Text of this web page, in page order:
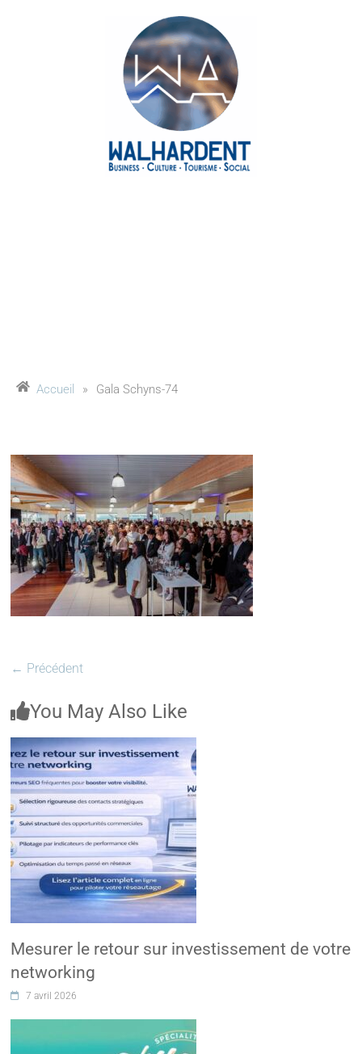
Accueil » Gala Schyns-74
← Précédent
You May Also Like
Mesurer le retour sur investissement de votre
networking
7 avril 2026